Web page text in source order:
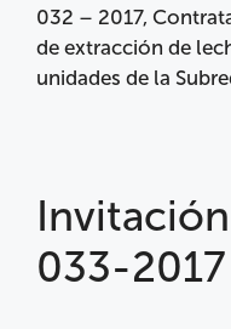
032 – 2017,
de extracción de
unidades de la
033-2017